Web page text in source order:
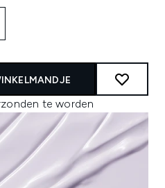
te worden